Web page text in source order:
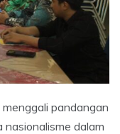
pandangan
dalam